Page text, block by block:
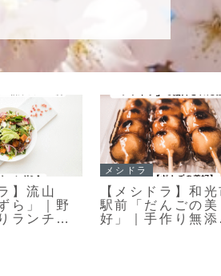
】流山
ら」｜野
ランチと
メシドラ
【メシドラ】和光
駅前「だんごの美
好」｜手作り無添